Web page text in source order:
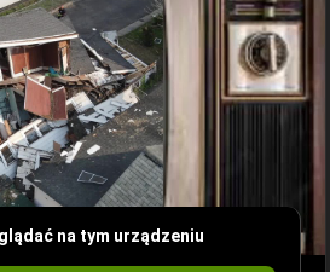
na tym urządzeniu